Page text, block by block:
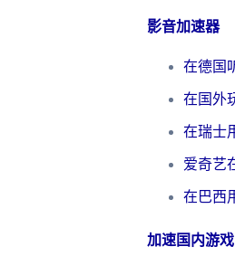
影音加速器
加速国内游戏